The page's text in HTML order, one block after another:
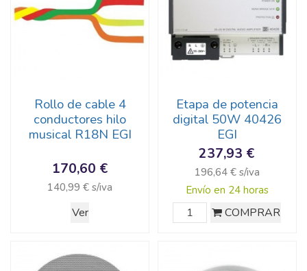
Rollo de cable 4
conductores hilo
musical R18N EGI
170,60 €
140,99 € s/iva
Ver
Etapa de potencia
digital 50W 40426
EGI
237,93 €
196,64 € s/iva
Envío en 24 horas
COMPRAR